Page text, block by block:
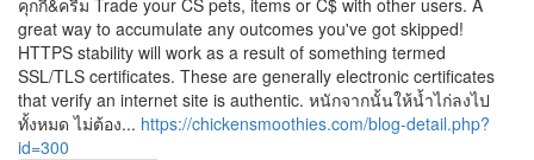
คุกกี้&ครีม Trade your CS pets, items or C$ with other users. A
great way to accumulate any outcomes you've got skipped!
HTTPS stability will work as a result of something termed
SSL/TLS certificates. These are generally electronic certificates
that verify an internet site is authentic. หนักจากนั้นให้นํ้าไก่ลงไป
ทั้งหมด ไม่ต้อง... https://chickensmoothies.com/blog-detail.php?
id=300